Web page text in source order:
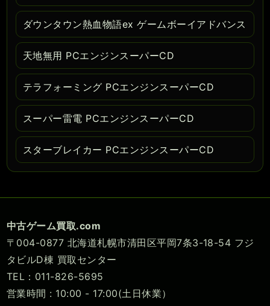
ダウンタウン熱血物語ex ゲームボーイアドバンス
天地無用 PCエンジンスーパーCD
テラフォーミング PCエンジンスーパーCD
スーパー雷電 PCエンジンスーパーCD
スターブレイカー PCエンジンスーパーCD
中古ゲーム買取.com
〒004-0877 北海道札幌市清田区平岡7条3-18-54 フジ
タビルD棟 買取センター
TEL：011-826-5695
営業時間 : 10:00 - 17:00(土日休業）